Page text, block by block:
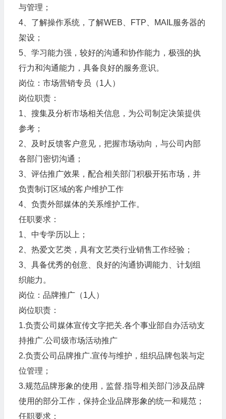
与管理；
4、了解操作系统，了解WEB、FTP、MAIL服务器的
架设；
5、学习能力强，较好的沟通和协作能力，极强的执
行力和沟通能力，具备良好的服务意识。
岗位：市场营销专员（1人）
岗位职责：
1、搜集及分析市场相关信息，为公司制定决策提供
参考；
2、及时反馈客户意见，把握市场动向，与公司内部
各部门密切沟通；
3、评估推广效果，配合相关部门积极开拓市场，并
负责制订区域的客户维护工作
4、负责外部媒体的关系维护工作。
任职要求：
1、中专学历以上；
2、热爱文艺类，具有文艺类行业销售工作经验；
3、具备优秀的创意、良好的沟通协调能力、计划组
织能力。
岗位：品牌推广（1人）
岗位职责：
1.负责公司媒体宣传文字把关.各个事业部自办活动支
持推广.公司级市场活动推广
2.负责公司品牌推广.宣传与维护，组织品牌包装与定
位管理；
3.规范品牌形象的使用，监督.指导相关部门涉及品牌
使用的部分工作，保持企业品牌形象的统一和规范；
任职要求：